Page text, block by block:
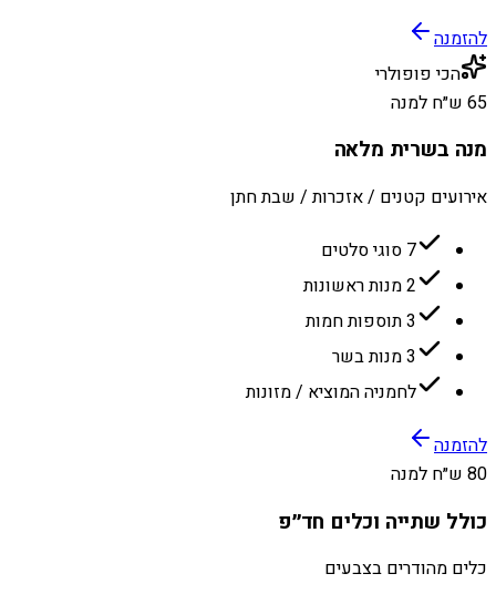
להזמנה
הכי פופולרי
65 ש״ח למנה
מנה בשרית מלאה
אירועים קטנים / אזכרות / שבת חתן
7 סוגי סלטים
2 מנות ראשונות
3 תוספות חמות
3 מנות בשר
לחמניה המוציא / מזונות
להזמנה
80 ש״ח למנה
כולל שתייה וכלים חד״פ
כלים מהודרים בצבעים